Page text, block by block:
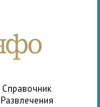
Справочник
Развлечения